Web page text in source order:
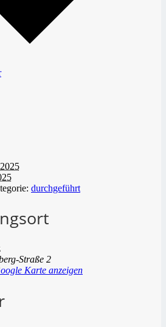
durchgeführt
Straße 2
Karte anzeigen